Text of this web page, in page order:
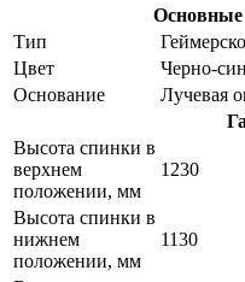
Основные
Тип
Цвет
Черно-
Основание
Лучевая
Высота спинки в
верхнем
положении, мм
1230
Высота спинки в
нижнем
положении, мм
1130